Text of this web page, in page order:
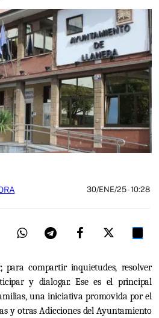
30/ENE/25- 10:28
para compartir inquietudes, resolver
y dialogar. Ese es el principal
una iniciativa promovida por el
y otras Adicciones del Ayuntamiento